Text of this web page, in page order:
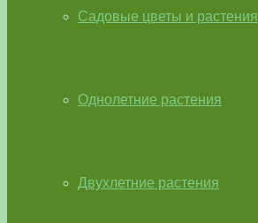
Садовые цветы и растения
Однолетние растения
Двухлетние растения